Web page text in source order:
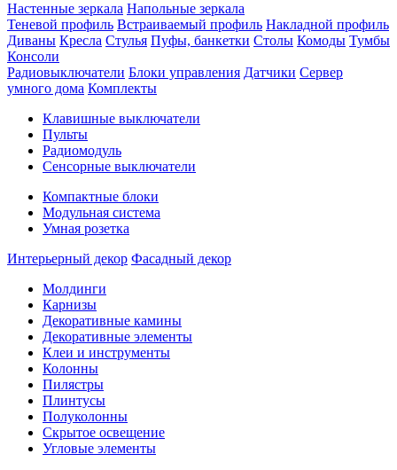
Настенные зеркала Напольные зеркала
Теневой профиль Встраиваемый профиль Накладной профиль
Диваны Кресла Стулья Пуфы, банкетки Столы Комоды Тумбы
Консоли
Радиовыключатели Блоки управления Датчики Сервер
умного дома Комплекты
Клавишные выключатели
Пульты
Радиомодуль
Сенсорные выключатели
Компактные блоки
Модульная система
Умная розетка
Интерьерный декор Фасадный декор
Молдинги
Карнизы
Декоративные камины
Декоративные элементы
Клеи и инструменты
Колонны
Пилястры
Плинтусы
Полуколонны
Скрытое освещение
Угловые элементы